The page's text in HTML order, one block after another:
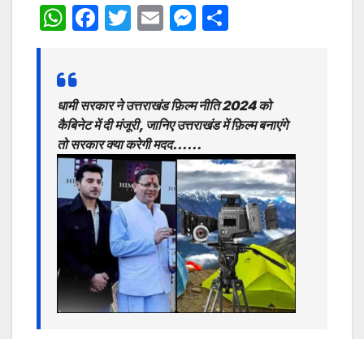
W
at
s
A
p
p
F
e
b
o
o
k
T
er
E
l
M
s
e
n
g
er
e
धामी सरकार ने उत्तराखंड फ़िल्म नीति 2024 को
कैबिनेट में दी मंजूरी, जानिए उत्तराखंड में फ़िल्म बनाएंगे
तो सरकार क्या करेगी मदद……